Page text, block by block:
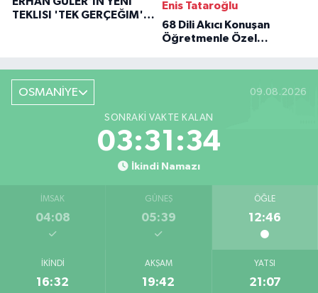
TEKLISI 'TEK GERÇEĞIM'LE
Enis Tataroğlu
68 Dili Akıcı Konuşan
Öğretmenle Özel
OSMANİYE 09.08.2026
SONRAKI VAKTE KALAN
03:31:32
İkindi Namazı
İMSAK
04:08
GÜNEŞ
05:39
ÖĞLE
12:46
İKINDI
16:32
AKŞAM
19:42
YATSI
21:07